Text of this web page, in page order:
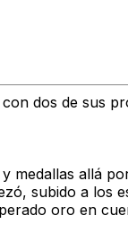
dos de sus
medallas allá
subido a los
oro en